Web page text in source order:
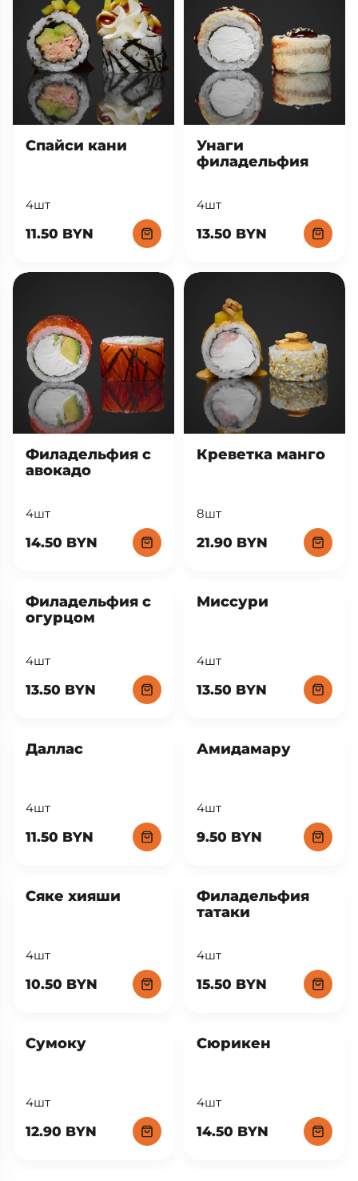
Спайси кани
4шт
11.50 BYN
Унаги
филадельфия
4шт
13.50 BYN
Филадельфия с
авокадо
4шт
14.50 BYN
Креветка манго
8шт
21.90 BYN
Филадельфия с
огурцом
4шт
13.50 BYN
Миссури
4шт
13.50 BYN
Даллас
4шт
11.50 BYN
Амидамару
4шт
9.50 BYN
Сяке хияши
4шт
10.50 BYN
Филадельфия
татаки
4шт
15.50 BYN
Сумоку
4шт
12.90 BYN
Сюрикен
4шт
14.50 BYN